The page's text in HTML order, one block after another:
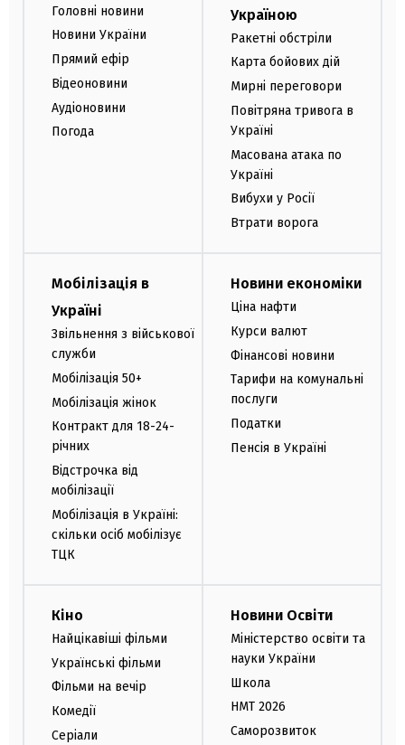
Головні новини
Новини України
Прямий ефір
Відеоновини
Аудіоновини
Погода
Україною
Ракетні обстріли
Карта бойових дій
Мирні переговори
Повітряна тривога в
Україні
Масована атака по
Україні
Вибухи у Росії
Втрати ворога
Мобілізація в
Україні
Звільнення з військової
служби
Мобілізація 50+
Мобілізація жінок
Контракт для 18-24-
річних
Відстрочка від
мобілізації
Мобілізація в Україні:
скільки осіб мобілізує
ТЦК
Новини економіки
Ціна нафти
Курси валют
Фінансові новини
Тарифи на комунальні
послуги
Податки
Пенсія в Україні
Кіно
Найцікавіші фільми
Українські фільми
Фільми на вечір
Комедії
Серіали
Новини Освіти
Міністерство освіти та
науки України
Школа
НМТ 2026
Саморозвиток